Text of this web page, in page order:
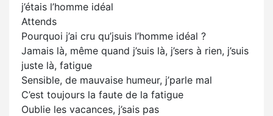
j’étais l’homme idéal
Attends
Pourquoi j’ai cru qu’jsuis l’homme idéal ?
Jamais là, même quand j’suis là, j’sers à rien, j’suis
juste là, fatigue
Sensible, de mauvaise humeur, j’parle mal
C’est toujours la faute de la fatigue
Oublie les vacances, j’sais pas